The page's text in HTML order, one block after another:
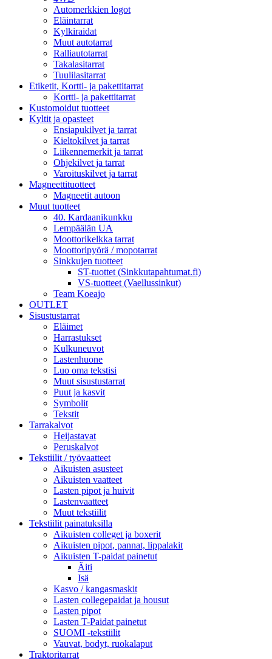
Automerkkien logot
Eläintarrat
Kylkiraidat
Muut autotarrat
Ralliautotarrat
Takalasitarrat
Tuulilasitarrat
Etiketit, Kortti- ja pakettitarrat
Kortti- ja pakettitarrat
Kustomoidut tuotteet
Kyltit ja opasteet
Ensiapukilvet ja tarrat
Kieltokilvet ja tarrat
Liikennemerkit ja tarrat
Ohjekilvet ja tarrat
Varoituskilvet ja tarrat
Magneettituotteet
Magneetit autoon
Muut tuotteet
40. Kardaanikunkku
Lempäälän UA
Moottorikelkka tarrat
Moottoripyörä / mopotarrat
Sinkkujen tuotteet
ST-tuottet (Sinkkutapahtumat.fi)
VS-tuotteet (Vaellussinkut)
Team Koeajo
OUTLET
Sisustustarrat
Eläimet
Harrastukset
Kulkuneuvot
Lastenhuone
Luo oma tekstisi
Muut sisustustarrat
Puut ja kasvit
Symbolit
Tekstit
Tarrakalvot
Heijastavat
Peruskalvot
Tekstiilit / työvaatteet
Aikuisten asusteet
Aikuisten vaatteet
Lasten pipot ja huivit
Lastenvaatteet
Muut tekstiilit
Tekstiilit painatuksilla
Aikuisten colleget ja boxerit
Aikuisten pipot, pannat, lippalakit
Aikuisten T-paidat painetut
Äiti
Isä
Kasvo / kangasmaskit
Lasten collegepaidat ja housut
Lasten pipot
Lasten T-Paidat painetut
SUOMI -tekstiilit
Vauvat, bodyt, ruokalaput
Traktoritarrat